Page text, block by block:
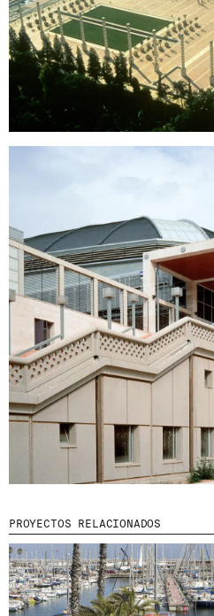
PROYECTOS RELACIONADOS
CERTIFICADOS
© 2026 ESCOFET 1886 S.A.